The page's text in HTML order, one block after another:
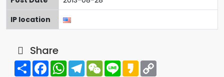
IP location
Share
Share FacebookWhatsAppTelegramWeChat
Line Kakao